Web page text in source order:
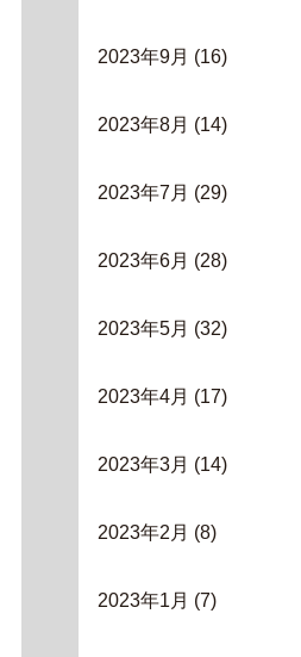
2023年9月 (16)
2023年8月 (14)
2023年7月 (29)
2023年6月 (28)
2023年5月 (32)
2023年4月 (17)
2023年3月 (14)
2023年2月 (8)
2023年1月 (7)